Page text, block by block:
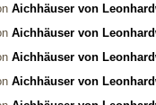
Aichhäuser von
Aichhäuser von
Aichhäuser von
Aichhäuser von